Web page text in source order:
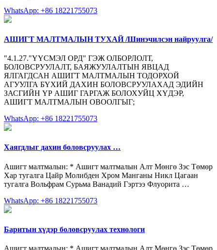
WhatsApp: +86 18221755073
АШИГТ МАЛТМАЛЫН ТУХАЙ /Шинэчилсэн найруулга/
"4.1.27."ҮҮСМЭЛ ОРД" ГЭЖ ОЛБОРЛОЛТ,
БОЛОВСРУУЛАЛТ, БАЯЖУУЛАЛТЫН ЯВЦАД
ЯЛГАГДСАН АШИГТ МАЛТМАЛЫН ТОДОРХОЙ
АГУУЛГА БҮХИЙ ДАХИН БОЛОВСРУУЛАХАД ЭДИЙН
ЗАСГИЙН ҮР АШИГ ГАРГАЖ БОЛОХУЙЦ ХҮДЭР,
АШИГТ МАЛТМАЛЫН ОВООЛГЫГ;
WhatsApp: +86 18221755073
Хаягдлыг дахин боловсруулах …
Ашигт малтмалын: * Ашигт малтмалын Алт Мөнгө Зэс Төмөр
Хар тугалга Цайр Молибден Xром Манганы Никл Цагаан
тугалга Вольфрам Сурьма Ванадий Гэртээ Флуорита …
WhatsApp: +86 18221755073
Баритын хүдэр боловсруулах технологи